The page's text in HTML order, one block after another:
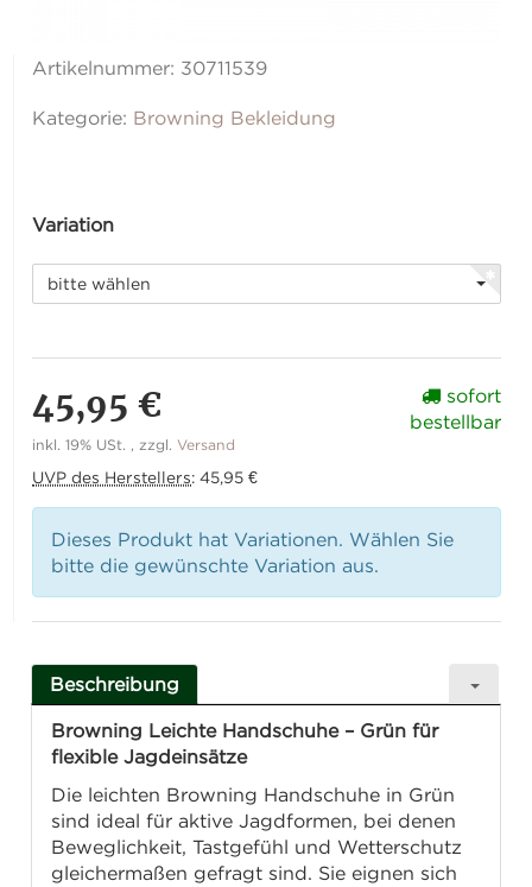
Artikelnummer: 30711539
Kategorie: Browning Bekleidung
Variation
bitte wählen
45,95 €
inkl. 19% USt. , zzgl.Versand
UVP des Herstellers:45,95 €
sofort
bestellbar
Dieses Produkt hat Variationen. Wählen Sie
bitte die gewünschte Variation aus.
Beschreibung
Browning Leichte Handschuhe – Grün für
flexible Jagdeinsätze
Die leichten Browning Handschuhe in Grün
sind ideal für aktive Jagdformen, bei denen
Beweglichkeit, Tastgefühl und Wetterschutz
gleichermaßen gefragt sind. Sie eignen sich